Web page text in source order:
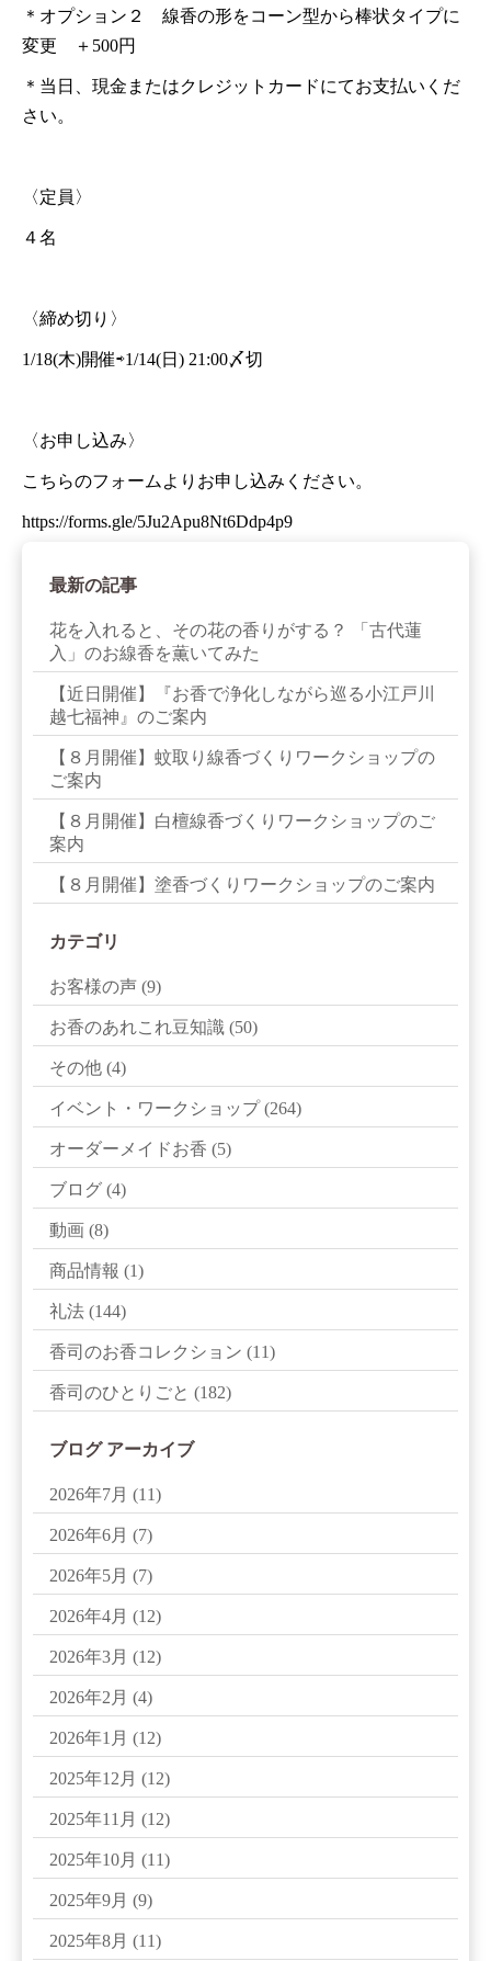
＊オプション２ 線香の形をコーン型から棒状タイプに
変更 ＋500円
＊当日、現金またはクレジットカードにてお支払いくだ
さい。
〈定員〉
４名
〈締め切り〉
1/18(木)開催⇨1/14(日) 21:00〆切
〈お申し込み〉
こちらのフォームよりお申し込みください。
https://forms.gle/5Ju2Apu8Nt6Ddp4p9
最新の記事
花を入れると、その花の香りがする？ 「古代蓮
入」のお線香を薫いてみた
【近日開催】『お香で浄化しながら巡る小江戸川
越七福神』のご案内
【８月開催】蚊取り線香づくりワークショップの
ご案内
【８月開催】白檀線香づくりワークショップのご
案内
【８月開催】塗香づくりワークショップのご案内
カテゴリ
お客様の声 (9)
お香のあれこれ豆知識 (50)
その他 (4)
イベント・ワークショップ(264)
オーダーメイドお香 (5)
ブログ (4)
動画 (8)
商品情報 (1)
礼法 (144)
香司のお香コレクション (11)
香司のひとりごと (182)
ブログ アーカイブ
2026年7月 (11)
2026年6月 (7)
2026年5月 (7)
2026年4月 (12)
2026年3月 (12)
2026年2月 (4)
2026年1月 (12)
2025年12月 (12)
2025年11月 (12)
2025年10月 (11)
2025年9月 (9)
2025年8月 (11)